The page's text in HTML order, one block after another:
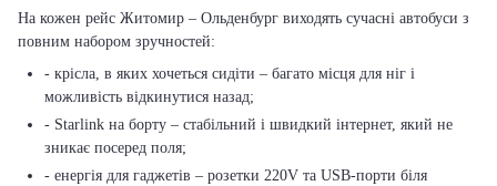
На кожен рейс Житомир – Ольденбург виходять сучасні автобуси з
повним набором зручностей:
- крісла, в яких хочеться сидіти – багато місця для ніг і
можливість відкинутися назад;
- Starlink на борту – стабільний і швидкий інтернет, який не
зникає посеред поля;
- енергія для гаджетів – розетки 220V та USB-порти біля